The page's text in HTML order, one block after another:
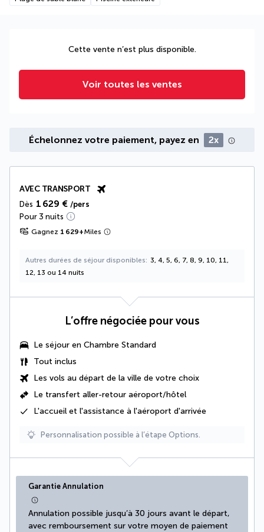
Cette vente n’est plus disponible.
Voir toutes les ventes
Échelonnez votre paiement, payez en 2x
AVEC TRANSPORT
Dès 1 629 € /pers
Pour 3 nuits
Gagnez 1 629+Miles
Autres durées de séjour disponibles
3, 4, 5, 6, 7, 8, 9, 10, 11,
12, 13 ou 14 nuits
L’offre négociée pour vous
Le séjour en Chambre Standard
Tout inclus
Les vols au départ de la ville de votre choix
Le transfert aller-retour aéroport/hôtel
L'accueil et l'assistance à l'aéroport d'arrivée
Personnalisation possible à l’étape Options.
Garantie Annulation
Annulation possible jusqu’à 30 jours avant le départ,
avec remboursement sur votre moyen de paiement